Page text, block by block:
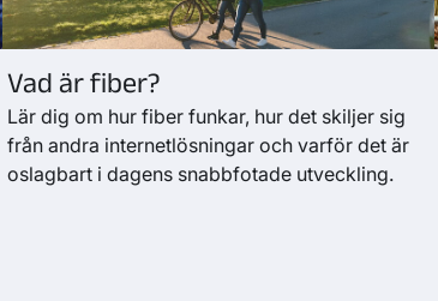
Vad är fiber?
Lär dig om hur fiber funkar, hur det skiljer sig
från andra internetlösningar och varför det är
oslagbart i dagens snabbfotade utveckling.